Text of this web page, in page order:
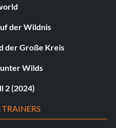
der Wildnis
der Große Kreis
Wilds
2 (2024)